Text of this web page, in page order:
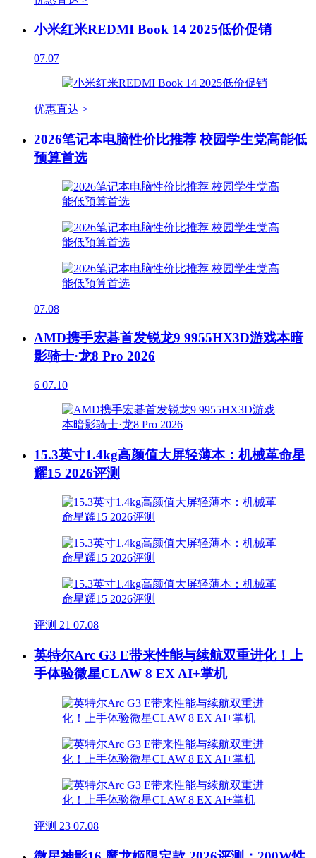
小米红米REDMI Book 14 2025低价促销
07.07
优惠直达 >
2026笔记本电脑性价比推荐 校园学生党高能低
预算首选
07.08
AMD携手宏碁首发锐龙9 9955HX3D游戏本暗
影骑士·龙8 Pro 2026
6 07.10
15.3英寸1.4kg高颜值大屏轻薄本：机械革命星
耀15 2026评测
评测 21 07.08
英特尔Arc G3 E带来性能与续航双重进化！上
手体验微星CLAW 8 EX AI+掌机
评测 23 07.08